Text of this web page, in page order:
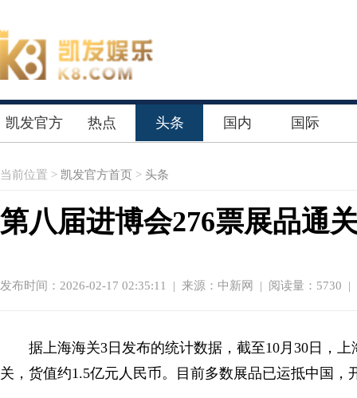
凯发官方 热点 头条 国内 国际
当前位置 > 凯发官方首页 > 头条
第八届进博会276票展品通
发布时间：2026-02-17 02:35:11 | 来源：中新网 | 阅读量：5730 |
据上海海关3日发布的统计数据，截至10月30日，
关，货值约1.5亿元人民币。目前多数展品已运抵中国，